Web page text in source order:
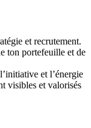
et recrutement.
ton portefeuille et de
et l’énergie
visibles et valorisés